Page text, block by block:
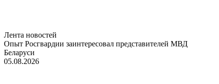
Лента новостей
Опыт Росгвардии заинтересовал представителей МВД
Беларуси
05.08.2026